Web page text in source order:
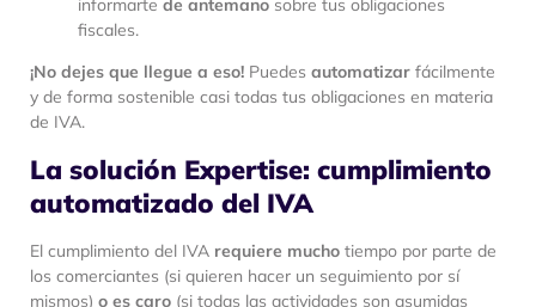
informarte de antemano sobre tus obligaciones
fiscales.
¡No dejes que llegue a eso! Puedes automatizar fácilmente
y de forma sostenible casi todas tus obligaciones en materia
de IVA.
La solución Expertise: cumplimiento
automatizado del IVA
El cumplimiento del IVA requiere mucho tiempo por parte de
los comerciantes (si quieren hacer un seguimiento por sí
mismos) o es caro (si todas las actividades son asumidas